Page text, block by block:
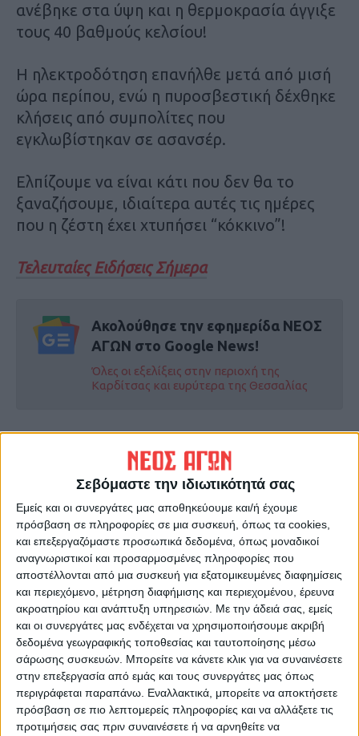
Σεβόμαστε την ιδιωτικότητά σας
Εμείς και οι συνεργάτες μας αποθηκεύουμε και/ή έχουμε
πρόσβαση σε πληροφορίες σε μια συσκευή, όπως τα cookies,
και επεξεργαζόμαστε προσωπικά δεδομένα, όπως μοναδικοί
αναγνωριστικοί και προσαρμοσμένες πληροφορίες που
αποστέλλονται από μια συσκευή για εξατομικευμένες διαφημίσεις
και περιεχόμενο, μέτρηση διαφήμισης και περιεχομένου, έρευνα
ακροατηρίου και ανάπτυξη υπηρεσιών. Με την άδειά σας, εμείς
και οι συνεργάτες μας ενδέχεται να χρησιμοποιήσουμε ακριβή
δεδομένα γεωγραφικής τοποθεσίας και ταυτοποίησης μέσω
σάρωσης συσκευών. Μπορείτε να κάνετε κλικ για να συναινέσετε
στην επεξεργασία από εμάς και τους συνεργάτες μας όπως
περιγράφεται παραπάνω. Εναλλακτικά, μπορείτε να αποκτήσετε
πρόσβαση σε πιο λεπτομερείς πληροφορίες και να αλλάξετε τις
προτιμήσεις σας πριν συναινέσετε ή να αρνηθείτε να
ανέβηκε στα ύψη και η θερμοκρασία άγγιξε
τους 40 βαθμούς κελσίου!
Η ηλεκτροδότηση επανήλθε μετά από μισή
ώρα περίπου, ενώ η πυροσβεστική δέχθηκε
κλήσεις από συμπολίτες που
εγκλωβίστηκαν σε ασανσέρ.
Ελπίζουμε να είναι κάτι που δεν θα το
ξαναζήσουμε, ιδιαίτερα αυτές τις ημέρες
που η ζέστη έχει χτυπήσει “κόκκινο”!
Τελευταίες Ειδήσεις Σήμερα
Ακολούθησε την εφημερίδα ΝΕΟΣ
ΑΓΩΝ στο Google News!
Όλες οι εξελίξεις στην περιοχή της
Καρδίτσας και ευρύτερα της Θεσσαλίας
Εμπορικό πλοίο δέχθηκε
επίθεση στην Ερυθρά
Θάλασσα, στα ανοικτά της
Υεμένης
επιχείρησης καφέ στην
Καρδίτσα (φωτο)
Θεοδόσης Κατσάρας
https://neosagon.gr